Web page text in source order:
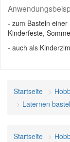
- zum Basteln
Kinderfeste,
- auch als
Startseite
Laternen
Startseite